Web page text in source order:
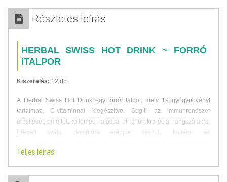
Részletes leírás
HERBAL SWISS HOT DRINK ~ FORRÓ
ITALPOR
Kiszerelés: 12 db
A Herbal Swiss Hot Drink egy forró italpor, mely 19 gyógynövényt
tartalmaz, C-vitaminnal kiegészítve. Segíti az immunrendszer
erősítését, emellett kellemes hatással bír a torokra és a hangszálakra.
Eredeti svájci receptúra alapján készült, koffein- és
Teljes leírás